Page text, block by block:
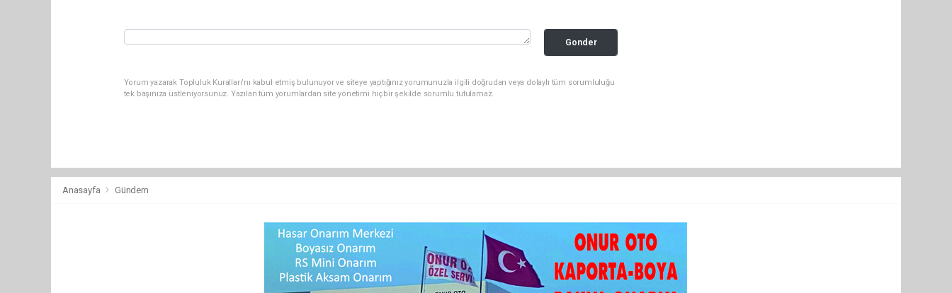
Gonder
Yorum yazarak Topluluk Kuralları’nı kabul etmiş bulunuyor ve siteye yaptığınız yorumunuzla ilgili doğrudan veya dolaylı tüm sorumluluğu
tek başınıza üstleniyorsunuz. Yazılan tüm yorumlardan site yönetimi hiçbir şekilde sorumlu tutulamaz.
Anasayfa Gündem